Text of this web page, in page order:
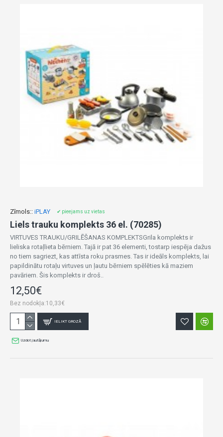
Zīmols:: iPLAY ✔ pieejams uz vietas
Liels trauku komplekts 36 el. (70285)
VIRTUVES TRAUKU/GRILĒŠANAS KOMPLEKTSGrila komplekts ir
lieliska rotaļlieta bērniem. Tajā ir pat 36 elementi, tostarp iespēja dažus
no tiem sagriezt, kas attīsta roku prasmes. Tas ir ideāls komplekts, lai
papildinātu rotaļu virtuves un ļautu bērniem spēlēties kā maziem
pavāriem. Šis komplekts ir droš..
12,50€
Bez nodokļa:10,33€
IELIKT GROZĀ
Uzdot jautājumu